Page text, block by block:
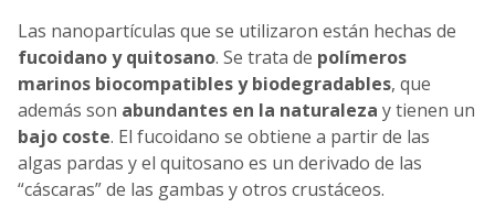
Las nanopartículas que se utilizaron están hechas de
fucoidano y quitosano. Se trata de polímeros
marinos biocompatibles y biodegradables, que
además son abundantes en la naturaleza y tienen un
bajo coste. El fucoidano se obtiene a partir de las
algas pardas y el quitosano es un derivado de las
“cáscaras” de las gambas y otros crustáceos.